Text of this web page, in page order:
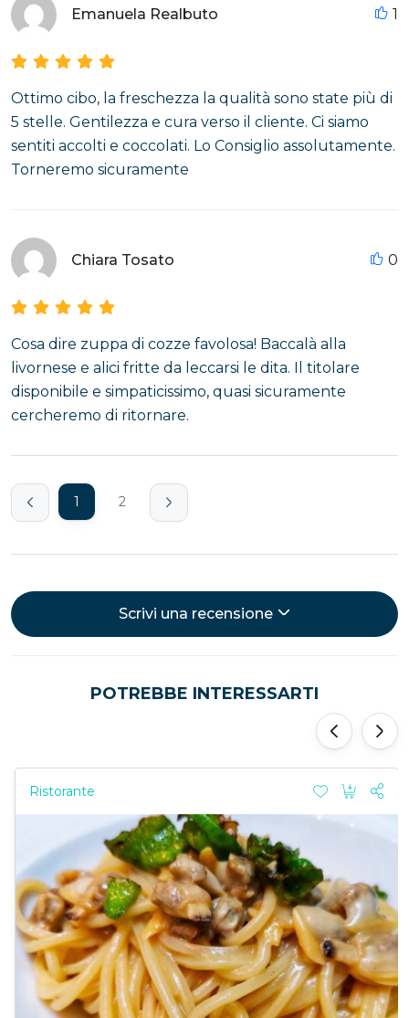
Emanuela Realbuto 1
Ottimo cibo, la freschezza la qualità sono state più di
5 stelle. Gentilezza e cura verso il cliente. Ci siamo
sentiti accolti e coccolati. Lo Consiglio assolutamente.
Torneremo sicuramente
Chiara Tosato 0
Cosa dire zuppa di cozze favolosa! Baccalà alla
livornese e alici fritte da leccarsi le dita. Il titolare
disponibile e simpaticissimo, quasi sicuramente
cercheremo di ritornare.
1 2
Scrivi una recensione
POTREBBE INTERESSARTI
Ristorante
‹ ›